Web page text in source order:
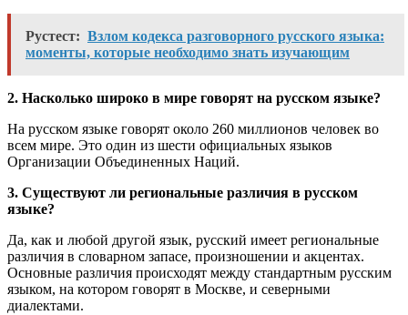
Рустест: Взлом кодекса разговорного русского языка:
моменты, которые необходимо знать изучающим
2. Насколько широко в мире говорят на русском языке?
На русском языке говорят около 260 миллионов человек во
всем мире. Это один из шести официальных языков
Организации Объединенных Наций.
3. Существуют ли региональные различия в русском
языке?
Да, как и любой другой язык, русский имеет региональные
различия в словарном запасе, произношении и акцентах.
Основные различия происходят между стандартным русским
языком, на котором говорят в Москве, и северными
диалектами.